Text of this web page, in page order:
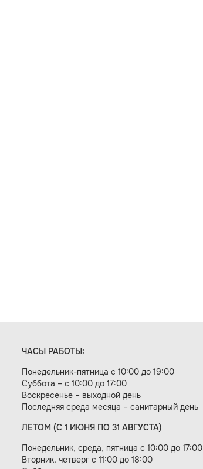
ЧАСЫ РАБОТЫ:
Понедельник-пятница с 10:00 до 19:00
Суббота – с 10:00 до 17:00
Воскресенье – выходной день
Последняя среда месяца – санитарный день
ЛЕТОМ (С 1 ИЮНЯ ПО 31 АВГУСТА)
Понедельник, среда, пятница с 10:00 до 17:00
Вторник, четверг с 11:00 до 18:00
— веб-студия «Цифровой век»